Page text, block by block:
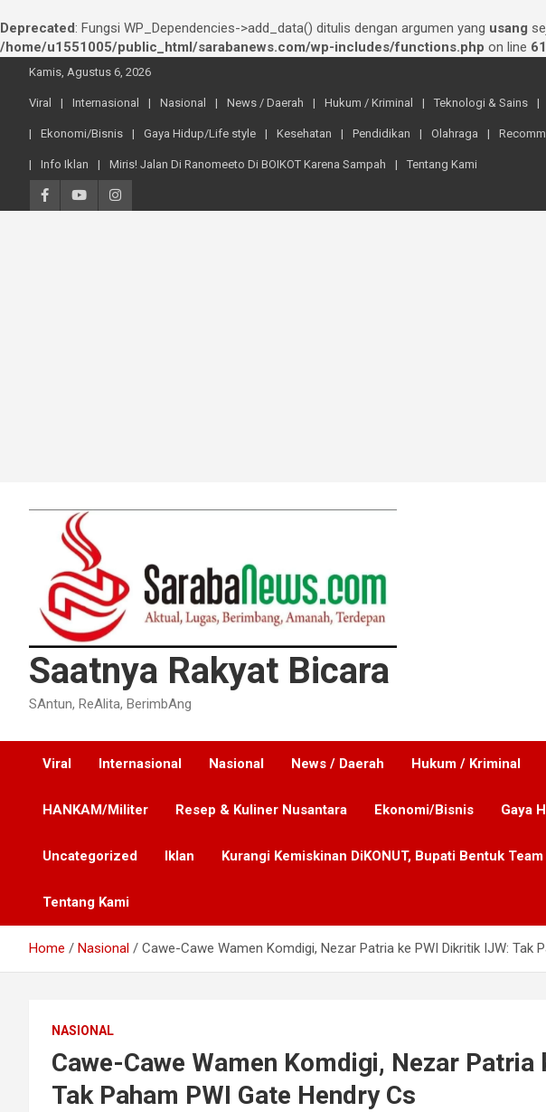
Deprecated: Fungsi WP_Dependencies->add_data() ditulis dengan argumen yang usang
/home/u1551005/public_html/sarabanews.com/wp-includes/functions.php on line
content
Kamis, Agustus 6, 2026
Viral Internasional Nasional News / Daerah Hukum / Kriminal Teknologi & Sains
Ekonomi/Bisnis Gaya Hidup/Life style Kesehatan Pendidikan Olahraga
Info Iklan Miris! Jalan Di Ranomeeto Di BOIKOT Karena Sampah Tentang Kami
Saatnya Rakyat Bicara
SAntun, ReAlita, BerimbAng
Viral Internasional Nasional News / Daerah Hukum / Kriminal
HANKAM/Militer Resep & Kuliner Nusantara Ekonomi/Bisnis Gaya
Uncategorized Iklan Kurangi Kemiskinan DiKONUT, Bupati Bentuk
Tentang Kami
Home Nasional Cawe-Cawe Wamen Komdigi, Nezar Patria ke PWI Dikritik IJW: Tak
NASIONAL
Cawe-Cawe Wamen Komdigi, Nezar
Tak Paham PWI Gate Hendry Cs